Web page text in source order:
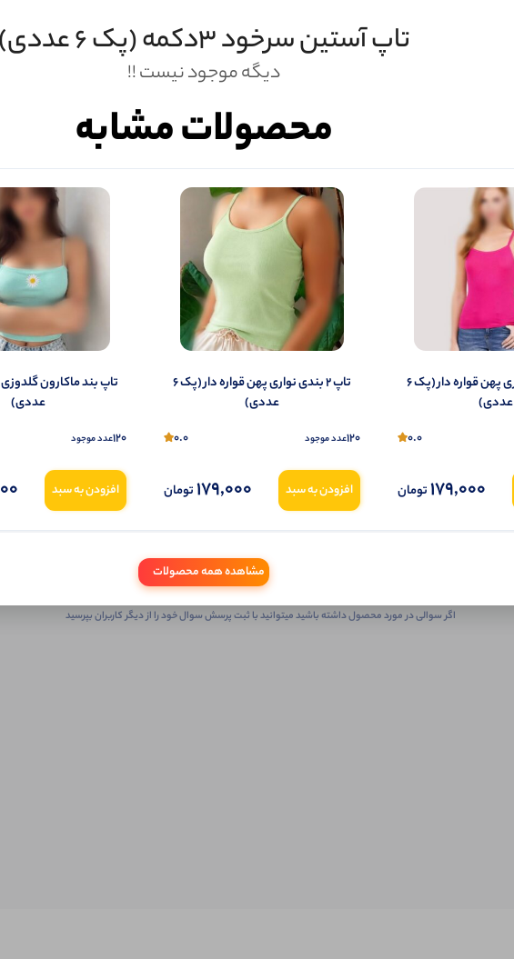
ثبـــــت‌پرسش
به‌عنوان ‌خریدار‌این‌ محصول
شما هم درباره این کالا پرسش ثبت کنید
اگر سوالی در مورد محصول داشته باشید میتوانید با ثبت پرسش سوال خود را از دیگر کاربران بپرسید
تاپ آستین سرخود ۳دکمه (پک 6 عددی)
دیگه موجود نیست !!
محصولات مشابه
تاپ ۲ بندی نواری پهن قواره دار (پک 6
عددی)
0.0
179,000تومان
تاپ ۲ بندی نواری پهن قواره دار (پک 6
عددی)
120عدد موجود 0.0
افزودن به سبد 179,000تومان
عددی)
120عدد موجود
افزودن به سبد
مشاهده همه محصولات